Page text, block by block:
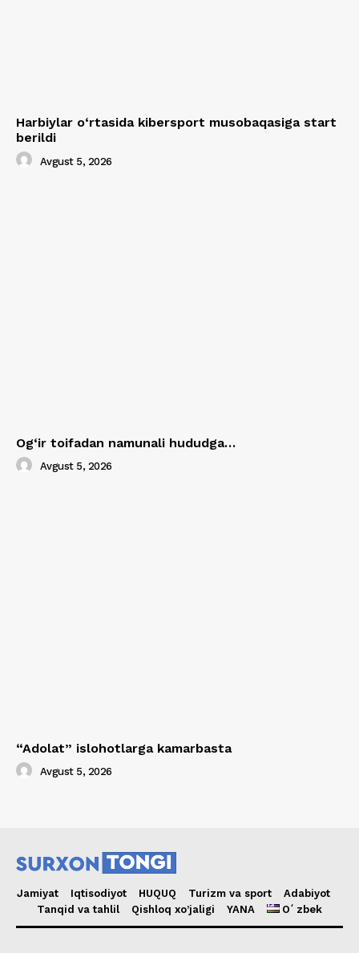
Harbiylar o‘rtasida kibersport musobaqasiga start
berildi
Avgust 5, 2026
Og‘ir toifadan namunali hududga…
Avgust 5, 2026
“Adolat” islohotlarga kamarbasta
Avgust 5, 2026
Jamiyat Iqtisodiyot HUQUQ Turizm va sport
Adabiyot
Tanqid va tahlil
Qishloq xo’jaligi YANA Oʻzbek